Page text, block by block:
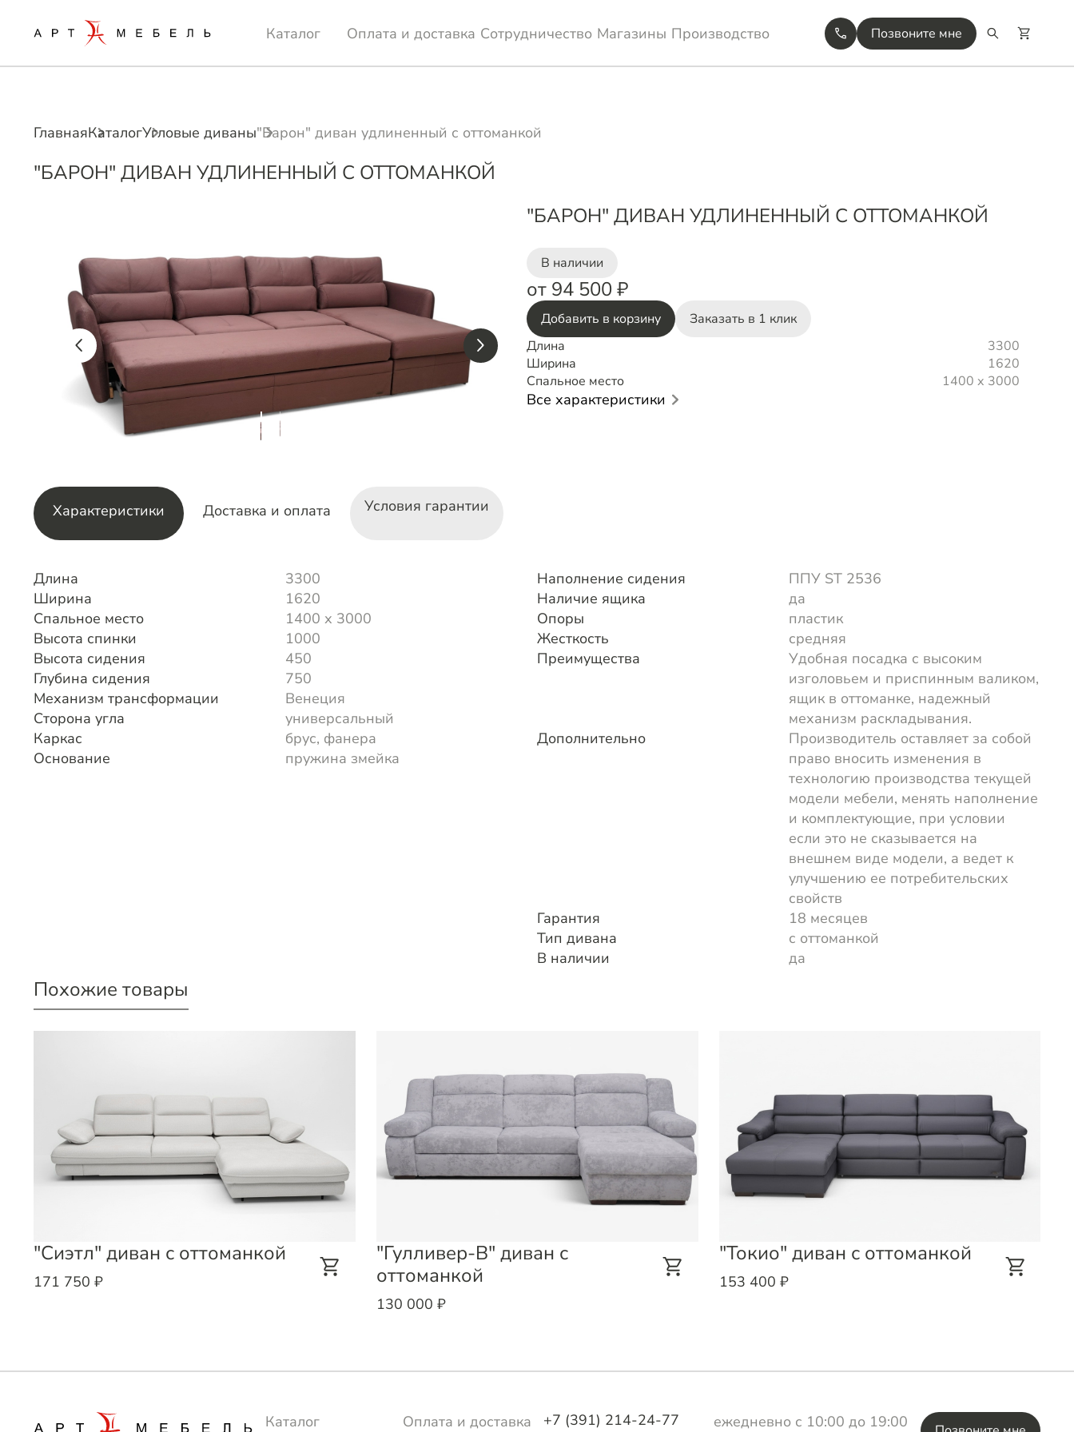
Каталог Оплата и доставка Сотрудничество Магазины Производство Позвоните мне
ГлавнаяКаталогУгловые диваны"Барон" диван удлиненный с оттоманкой
"БАРОН" ДИВАН УДЛИНЕННЫЙ С ОТТОМАНКОЙ
"БАРОН" ДИВАН УДЛИНЕННЫЙ С ОТТОМАНКОЙ
В наличии
от 94 500 ₽
Добавить в корзину
Заказать в 1 клик
Длина
3300
Ширина
1620
Спальное место
1400 х 3000
Все характеристики
Характеристики Доставка и оплата Условия гарантии
Длина
3300
Ширина
1620
Спальное место
1400 х 3000
Высота спинки
1000
Высота сидения
450
Глубина сидения
750
Механизм трансформации
Венеция
Сторона угла
универсальный
Каркас
брус, фанера
Основание
пружина змейка
Наполнение сидения
ППУ ST 2536
Наличие ящика
да
Опоры
пластик
Жесткость
средняя
Преимущества
Удобная посадка с высоким
изголовьем и приспинным валиком,
ящик в оттоманке, надежный
механизм раскладывания.
Дополнительно
Производитель оставляет за собой
право вносить изменения в
технологию производства текущей
модели мебели, менять наполнение
и комплектующие, при условии
если это не сказывается на
внешнем виде модели, а ведет к
улучшению ее потребительских
свойств
Гарантия
18 месяцев
Тип дивана
с оттоманкой
В наличии
да
Похожие товары
"Сиэтл" диван с оттоманкой
171 750 ₽
"Гулливер-В" диван с
оттоманкой
130 000 ₽
"Токио" диван с оттоманкой
153 400 ₽
Каталог Оплата и доставка
+7 (391) 214-24-77
ежедневно с 10:00 до 19:00